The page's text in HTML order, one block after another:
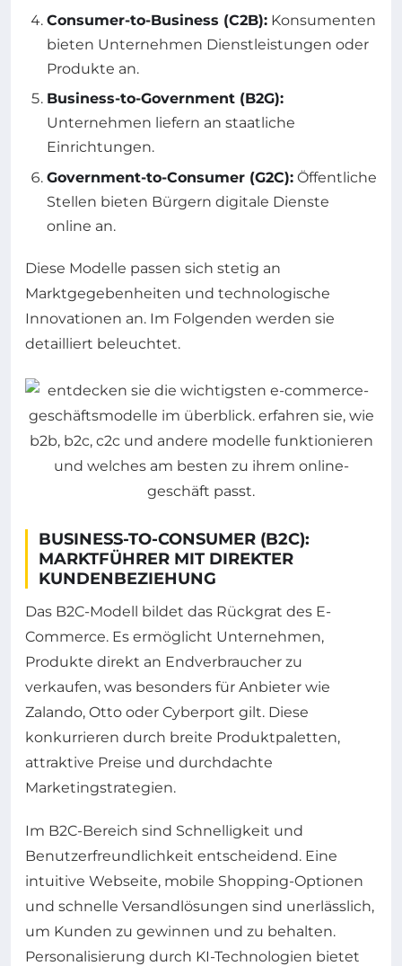
Consumer-to-Business (C2B): Konsumenten
bieten Unternehmen Dienstleistungen oder
Produkte an.
Business-to-Government (B2G):
Unternehmen liefern an staatliche
Einrichtungen.
Government-to-Consumer (G2C): Öffentliche
Stellen bieten Bürgern digitale Dienste
online an.
Diese Modelle passen sich stetig an
Marktgegebenheiten und technologische
Innovationen an. Im Folgenden werden sie
detailliert beleuchtet.
BUSINESS-TO-CONSUMER (B2C):
MARKTFÜHRER MIT DIREKTER
KUNDENBEZIEHUNG
Das B2C-Modell bildet das Rückgrat des E-
Commerce. Es ermöglicht Unternehmen,
Produkte direkt an Endverbraucher zu
verkaufen, was besonders für Anbieter wie
Zalando, Otto oder Cyberport gilt. Diese
konkurrieren durch breite Produktpaletten,
attraktive Preise und durchdachte
Marketingstrategien.
Im B2C-Bereich sind Schnelligkeit und
Benutzerfreundlichkeit entscheidend. Eine
intuitive Webseite, mobile Shopping-Optionen
und schnelle Versandlösungen sind unerlässlich,
um Kunden zu gewinnen und zu behalten.
Personalisierung durch KI-Technologien bietet